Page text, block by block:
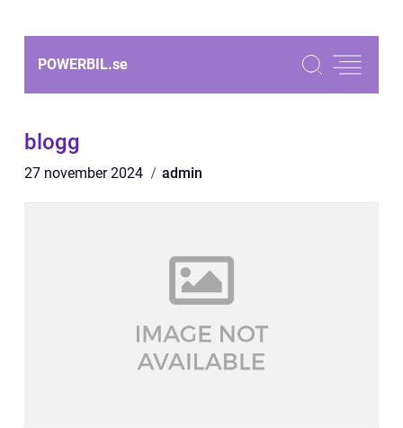
POWERBIL.se
blogg
27 november 2024 admin